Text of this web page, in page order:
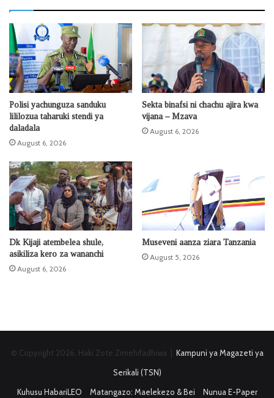
Polisi yachunguza sanduku
lililozua taharuki stendi ya
daladala
August 6, 2026
Sekta binafsi ni chachu ajira kwa
vijana – Mzava
August 6, 2026
Dk Kijaji atembelea shule,
asikiliza kero za wananchi
August 6, 2026
Museveni aanza ziara Tanzania
August 5, 2026
© Copyright 2026, Haki Zote Zimehifadhiwa | Kampuni ya Magazeti ya
Serikali (TSN)
Kuhusu HabariLEO
Matangazo: Maelekezo & Bei Nunua E-Paper